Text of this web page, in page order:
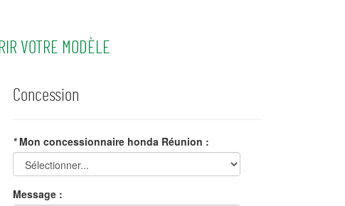
VOTRE MODÈLE
Concession
* Mon concessionnaire honda Réunion :
Message :